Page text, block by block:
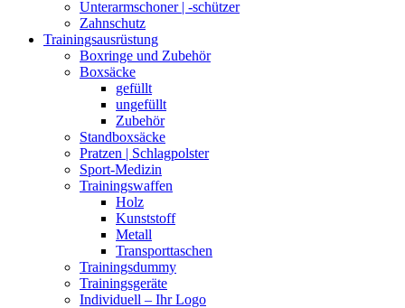
Unterarmschoner | -schützer
Zahnschutz
Trainingsausrüstung
Boxringe und Zubehör
Boxsäcke
gefüllt
ungefüllt
Zubehör
Standboxsäcke
Pratzen | Schlagpolster
Sport-Medizin
Trainingswaffen
Holz
Kunststoff
Metall
Transporttaschen
Trainingsdummy
Trainingsgeräte
Individuell – Ihr Logo